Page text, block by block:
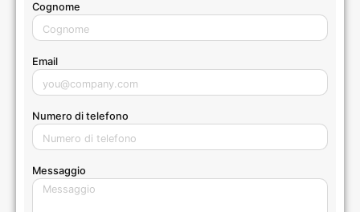
Cognome
Email
Numero di telefono
Messaggio